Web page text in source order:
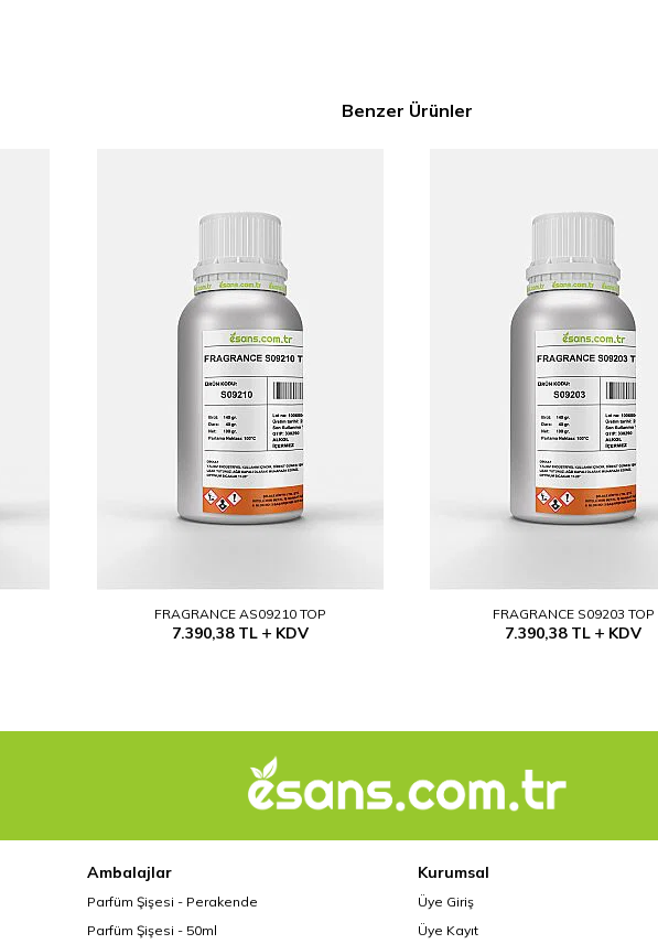
Benzer Ürünler
FRAGRANCE AS09210 TOP
7.390,38TL KDV
FRAGRANCE S09203 TOP
7.390,38TL KDV
Ambalajlar
Parfüm Şişesi - Perakende
Parfüm Şişesi - 50ml
Kurumsal
Üye Giriş
Üye Kayıt